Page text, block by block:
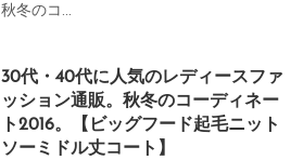
秋冬のコ...
30代・40代に人気のレディースファ
ッション通販。秋冬のコーディネー
ト2016。【ビッグフード起毛ニット
ソーミドル丈コート】